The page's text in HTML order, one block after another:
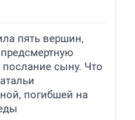
пять вершин,
послание сыну. Что
погибшей на